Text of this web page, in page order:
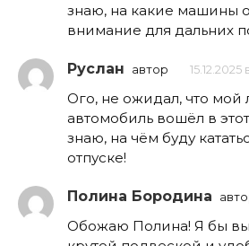
знаю, на какие машины
внимание для дальних
Руслан автор 15.12.2025
Ого, не ожидал, что
автомобиль вошёл в
знаю, на чём буду
отпуске!
Полина Бородина
Обожаю Полина! Я бы